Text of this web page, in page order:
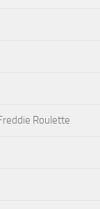
Roulette